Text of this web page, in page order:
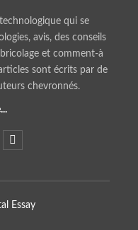
qui se
avis, des conseils
et comment-à
sont écrits par de
chevronnés.
Essay